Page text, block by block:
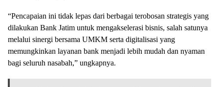
“Pencapaian ini tidak lepas dari berbagai terobosan strategis yang
dilakukan Bank Jatim untuk mengakselerasi bisnis, salah satunya
melalui sinergi bersama UMKM serta digitalisasi yang
memungkinkan layanan bank menjadi lebih mudah dan nyaman
bagi seluruh nasabah,” ungkapnya.